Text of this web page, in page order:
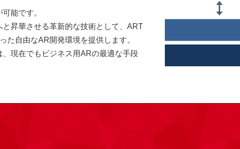
能です。
昇華させる革新的な技術として、ART
た自由なAR開発環境を提供します。
現在でもビジネス用ARの最適な手段